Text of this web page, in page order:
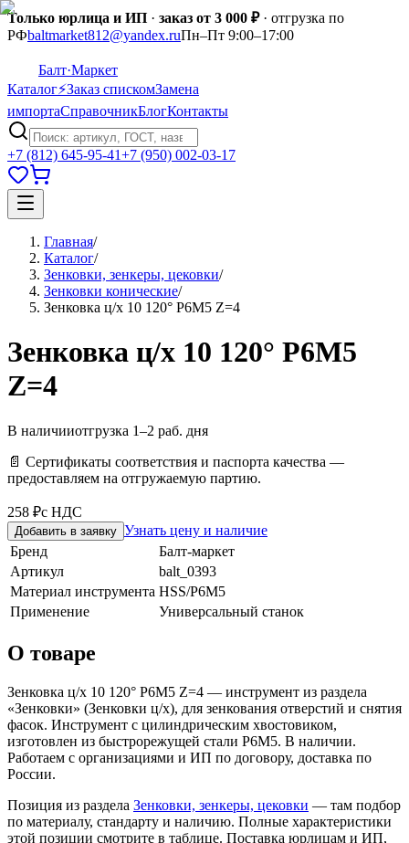
Только юрлица и ИП · заказ от 3 000 ₽· отгрузка по
РФbaltmarket812@yandex.ruПн–Пт 9:00–17:00
Балт·Маркет
Каталог⚡Заказ спискомЗамена
импортаСправочникБлогКонтакты
+7 (812) 645-95-41+7 (950) 002-03-17
Главная/
Каталог/
Зенковки, зенкеры, цековки/
Зенковки конические/
Зенковка ц/х 10 120° Р6М5 Z=4
Зенковка ц/х 10 120° Р6М5
Z=4
В наличииотгрузка 1–2 раб. дня
📄 Сертификаты соответствия и паспорта качества —
предоставляем на отгружаемую партию.
258 ₽с НДС
Добавить в заявку Узнать цену и наличие
Бренд
Балт-маркет
Артикул
balt_0393
Материал инструмента HSS/Р6М5
Применение
Универсальный станок
О товаре
Зенковка ц/х 10 120° Р6М5 Z=4 — инструмент из раздела
«Зенковки» (Зенковки ц/х), для зенкования отверстий и снятия
фасок. Инструмент с цилиндрическим хвостовиком,
изготовлен из быстрорежущей стали Р6М5. В наличии.
Работаем с организациями и ИП по договору, доставка по
России.
Позиция из раздела Зенковки, зенкеры, цековки — там подбор
по материалу, стандарту и наличию. Полные характеристики
этой позиции смотрите в таблице. Поставка юрлицам и ИП,